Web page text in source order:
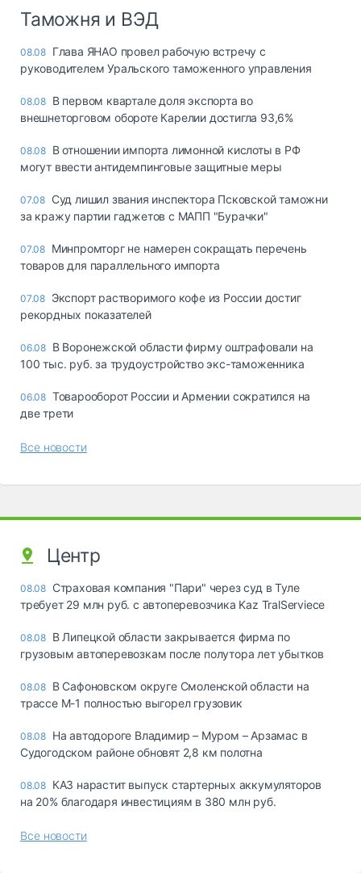
Таможня и ВЭД
08.08 Глава ЯНАО провел рабочую встречу с
руководителем Уральского таможенного управления
08.08 В первом квартале доля экспорта во
внешнеторговом обороте Карелии достигла 93,6%
08.08 В отношении импорта лимонной кислоты в РФ
могут ввести антидемпинговые защитные меры
07.08 Суд лишил звания инспектора Псковской таможни
за кражу партии гаджетов с МАПП "Бурачки"
07.08 Минпромторг не намерен сокращать перечень
товаров для параллельного импорта
07.08 Экспорт растворимого кофе из России достиг
рекордных показателей
06.08 В Воронежской области фирму оштрафовали на
100 тыс. руб. за трудоустройство экс-таможенника
06.08 Товарооборот России и Армении сократился на
две трети
Все новости
Центр
08.08 Страховая компания "Пари" через суд в Туле
требует 29 млн руб. с автоперевозчика Kaz TralServiece
08.08 В Липецкой области закрывается фирма по
грузовым автоперевозкам после полутора лет убытков
08.08 В Сафоновском округе Смоленской области на
трассе М-1 полностью выгорел грузовик
08.08 На автодороге Владимир – Муром – Арзамас в
Судогодском районе обновят 2,8 км полотна
08.08 КАЗ нарастит выпуск стартерных аккумуляторов
на 20% благодаря инвестициям в 380 млн руб.
Все новости